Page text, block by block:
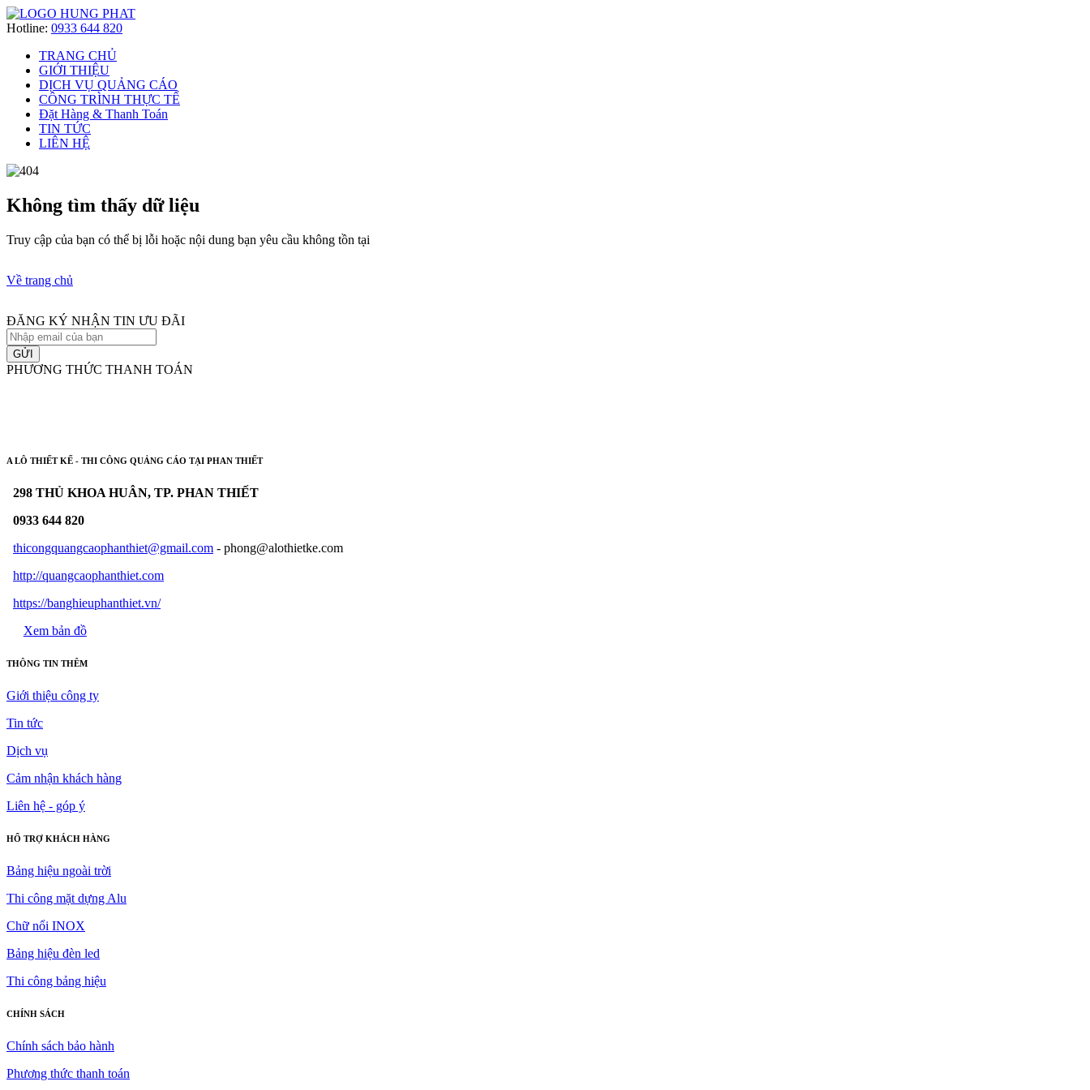
Hotline: 0933 644 820
TRANG CHỦ
GIỚI THIỆU
DỊCH VỤ QUẢNG CÁO
CÔNG TRÌNH THỰC TẾ
Đặt Hàng & Thanh Toán
TIN TỨC
LIÊN HỆ
Không tìm thấy dữ liệu
Truy cập của bạn có thể bị lỗi hoặc nội dung bạn yêu cầu không tồn tại
Về trang chủ
ĐĂNG KÝ NHẬN TIN ƯU ĐÃI
GỬI
PHƯƠNG THỨC THANH TOÁN
A LÔ THIẾT KẾ - THI CÔNG QUẢNG CÁO TẠI PHAN THIẾT
298 THỦ KHOA HUÂN, TP. PHAN THIẾT
0933 644 820
thicongquangcaophanthiet@gmail.com - phong@alothietke.com
http://quangcaophanthiet.com
https://banghieuphanthiet.vn/
Xem bản đồ
THÔNG TIN THÊM
Giới thiệu công ty
Tin tức
Dịch vụ
Cảm nhận khách hàng
Liên hệ - góp ý
HỔ TRỢ KHÁCH HÀNG
Bảng hiệu ngoài trời
Thi công mặt dựng Alu
Chữ nổi INOX
Bảng hiệu đèn led
Thi công bảng hiệu
CHÍNH SÁCH
Chính sách bảo hành
Phương thức thanh toán